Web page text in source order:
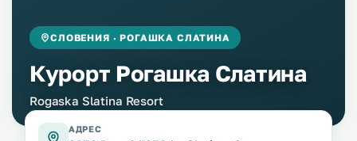
СЛОВЕНИЯ · РОГАШКА СЛАТИНА
Курорт Рогашка Слатина
Rogaska Slatina Resort
АДРЕС